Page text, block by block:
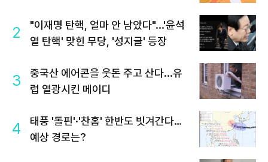
2
"이재명 탄핵, 얼마 안 남았다"...'윤석
열 탄핵' 맞힌 무당, '성지글' 등장
3
중국산 에어콘을 웃돈 주고 산다...유
럽 열광시킨 메이디
4
태풍 '돌핀'·'찬홈' 한반도 빗겨간다…
예상 경로는?